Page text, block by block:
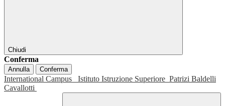
Chiudi
Conferma
Annulla Conferma
International Campus Istituto Istruzione Superiore Patrizi Baldelli
Cavallotti